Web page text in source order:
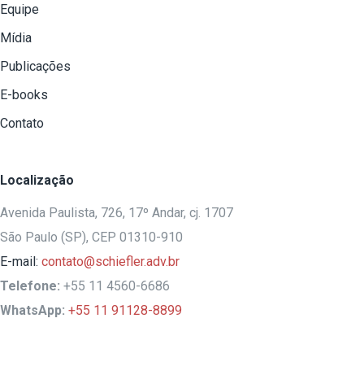
Equipe
Mídia
Publicações
E-books
Contato
Localização
Avenida Paulista, 726, 17º Andar, cj. 1707
São Paulo (SP), CEP 01310-910
E-mail: contato@schiefler.adv.br
Telefone: +55 11 4560-6686
WhatsApp: +55 11 91128-8899